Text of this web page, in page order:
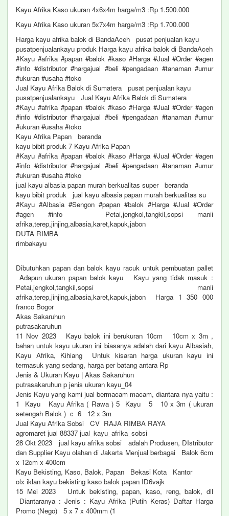
Kayu Afrika Kaso ukuran 4x6x4m harga/m3 :Rp 1.500.000
Kayu Afrika Kaso ukuran 5x7x4m harga/m3 :Rp 1.700.000
Harga kayu afrika balok di BandaAceh pusat penjualan kayu
pusatpenjualankayu produk Harga kayu afrika balok di BandaAceh
#Kayu #afrika #papan #balok #kaso #Harga #Jual #Order #agen
#info #distributor #hargajual #beli #pengadaan #tanaman #umur
#ukuran #usaha #toko
Jual Kayu Afrika Balok di Sumatera pusat penjualan kayu
pusatpenjualankayu Jual Kayu Afrika Balok di Sumatera
#Kayu #afrika #papan #balok #kaso #Harga #Jual #Order #agen
#info #distributor #hargajual #beli #pengadaan #tanaman #umur
#ukuran #usaha #toko
Kayu Afrika Papan beranda
kayu bibit produk 7 Kayu Afrika Papan
#Kayu #afrika #papan #balok #kaso #Harga #Jual #Order #agen
#info #distributor #hargajual #beli #pengadaan #tanaman #umur
#ukuran #usaha #toko
jual kayu albasia papan murah berkualitas super beranda
kayu bibit produk jual kayu albasia papan murah berkualitas su
#Kayu #Albasia #Sengon #papan #balok #Harga #Jual #Order
#agen #info Petai,jengkol,tangkil,sopsi manii
afrika,terep,jinjing,albasia,karet,kapuk,jabon
DUTA RIMBA
rimbakayu
Dibutuhkan papan dan balok kayu racuk untuk pembuatan pallet
Adapun ukuran papan balok kayu Kayu yang tidak masuk :
Petai,jengkol,tangkil,sopsi manii
afrika,terep,jinjing,albasia,karet,kapuk,jabon Harga 1 350 000
franco Bogor
Akas Sakaruhun
putrasakaruhun
11 Nov 2023 Kayu balok ini berukuran 10cm 10cm x 3m ,
bahan untuk kayu ukuran ini biasanya adalah dari kayu Albasiah,
Kayu Afrika, Kihiang Untuk kisaran harga ukuran kayu ini
termasuk yang sedang, harga per batang antara Rp
Jenis & Ukuran Kayu | Akas Sakaruhun
putrasakaruhun p jenis ukuran kayu_04
Jenis Kayu yang kami jual bermacam macam, diantara nya yaitu :
1 Kayu Kayu Afrika ( Rawa ) 5 Kayu 5 10 x 3m ( ukuran
setengah Balok ) c 6 12 x 3m
Jual Kayu Afrika Sobsi CV RAJA RIMBA RAYA
agromaret jual 88337 jual_kayu_afrika_sobsi
28 Okt 2023 jual kayu afrika sobsi adalah Produsen, DIstributor
dan Supplier Kayu olahan di Jakarta Menjual berbagai Balok 6cm
x 12cm x 400cm
Kayu Bekisting, Kaso, Balok, Papan Bekasi Kota Kantor
olx iklan kayu bekisting kaso balok papan ID6vajk
15 Mei 2023 Untuk bekisting, papan, kaso, reng, balok, dll
Diantaranya : Jenis : Kayu Afrika (Putih Keras) Daftar Harga
Promo (Nego) 5 x 7 x 400mm (1